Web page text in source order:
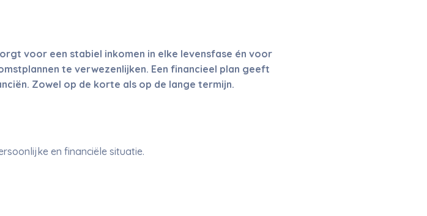
voor een stabiel inkomen in elke levensfase én voor
te verwezenlijken. Een financieel plan geeft
Zowel op de korte als op de lange termijn.
en financiële situatie.